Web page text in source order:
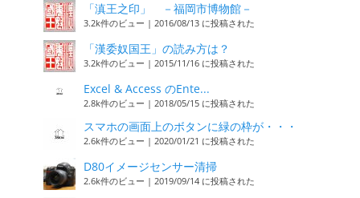
「滇王之印」 －福岡市博物館－
3.2k件のビュー | 2016/08/13 に投稿された
「漢委奴国王」の読み方は？
3.2k件のビュー | 2015/11/16 に投稿された
Excel & Access のEnte...
2.8k件のビュー | 2018/05/15 に投稿された
スマホの画面上のボタンに緑の枠が・・・
2.6k件のビュー | 2020/01/21 に投稿された
D80イメージセンサー清掃
2.6k件のビュー | 2019/09/14 に投稿された